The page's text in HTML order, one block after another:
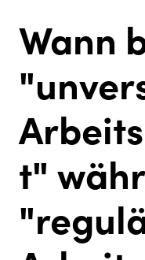
Wann
t"